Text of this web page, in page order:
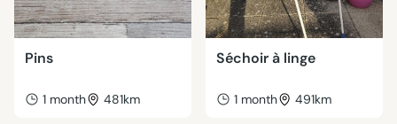
Pins
1 month 481km
Séchoir à linge
1 month 491km